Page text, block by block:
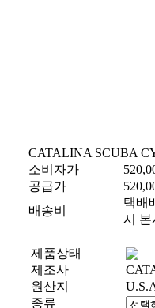
CATALINA SCUBA
소비자가
공급가
배송비
택배
시 본
제품상태
제조사
원산지
종류